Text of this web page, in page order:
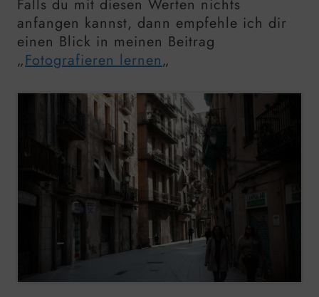
Falls du mit diesen Werten nichts
anfangen kannst, dann empfehle ich dir
einen Blick in meinen Beitrag
„Fotografieren lernen„